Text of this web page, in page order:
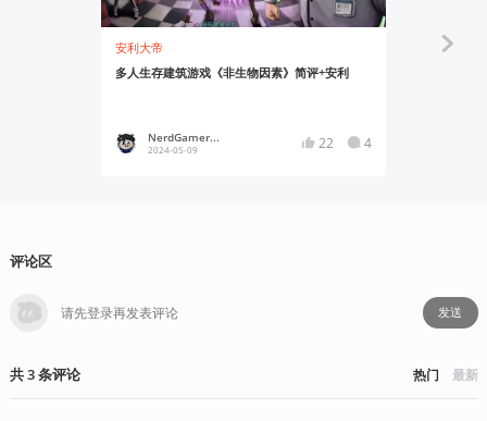
安利大帝
多人生存建筑游戏《非生物因素》简评+安利
NerdGamer...
2024-05-09 22 4
评论区
发送
共3条评论 热门 最新